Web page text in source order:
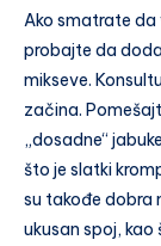
Ako smatrate da
probajte da
mikseve.
začina.
„dosadne“
što je slatki
su takođe dobra
ukusan spoj, kao